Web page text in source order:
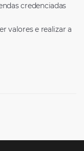
credenciadas
valores e realizar a